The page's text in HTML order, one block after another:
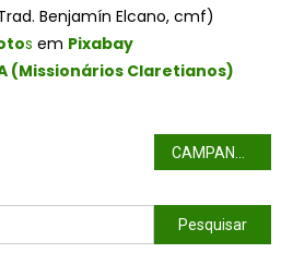
Benjamín Elcano, cmf)
s em Pixabay
(Missionários Claretianos)